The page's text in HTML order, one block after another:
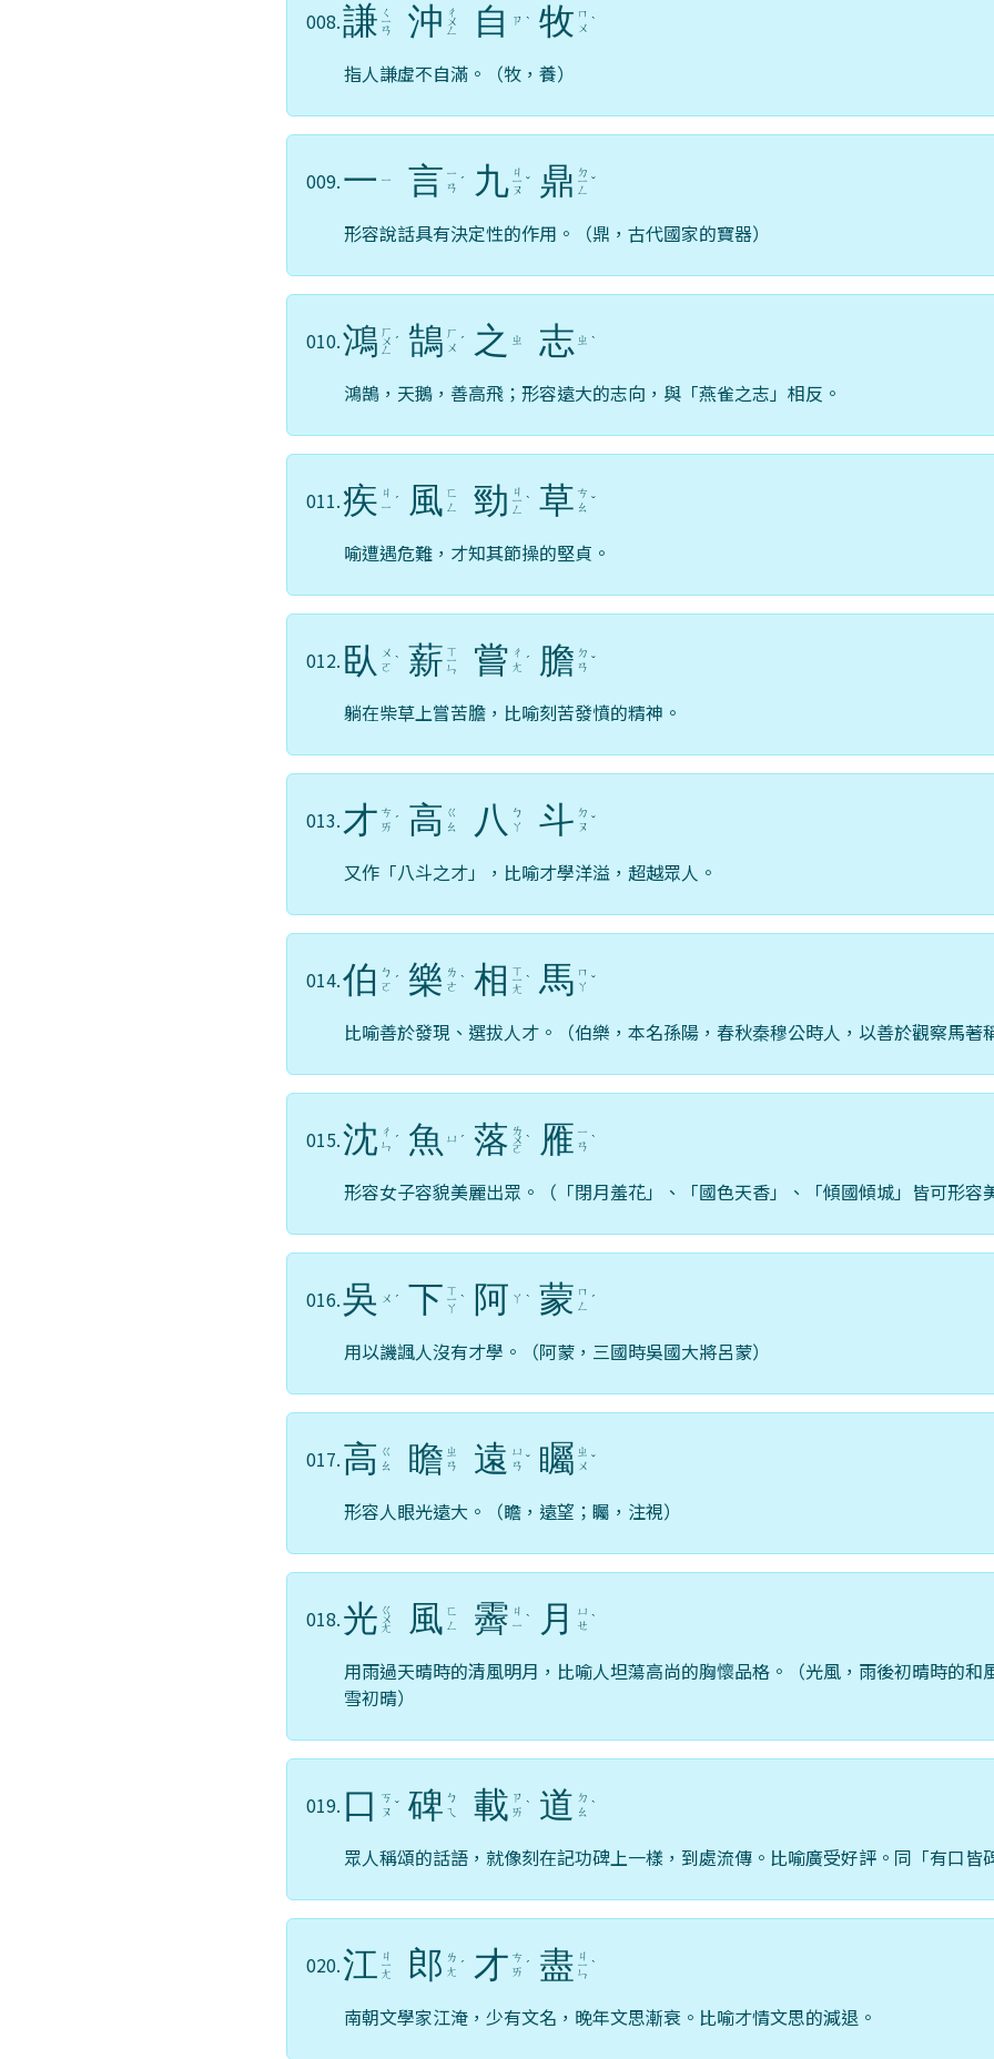
008.謙 ㄑ
ㄧ
ㄢ 沖 ㄔ
ㄨ
ㄥ 自 ㄗ ˋ 牧 ㄇ
ㄨ ˋ
指人謙虛不自滿。（牧，養）
009.一 ㄧ 言 ㄧ
ㄢ ˊ 九 ㄐ
ㄧ
ㄡ
ˇ 鼎 ㄉ
ㄧ
ㄥ
ˇ
形容說話具有決定性的作用。（鼎，古代國家的寶器）
010.鴻 ㄏ
ㄨ
ㄥ
ˊ 鵠 ㄏ
ㄨ ˊ 之 ㄓ 志 ㄓ ˋ
鴻鵠，天鵝，善高飛；形容遠大的志向，與「燕雀之志」相反。
011.疾 ㄐ
ㄧ ˊ 風 ㄈ
ㄥ
勁 ㄐ
ㄧ
ㄥ
ˋ 草 ㄘ
ㄠ ˇ
喻遭遇危難，才知其節操的堅貞。
012. 臥
ㄨ
ㄛ ˋ 薪 ㄒ
ㄧ
ㄣ 嘗 ㄔ
ㄤ ˊ 膽 ㄉ
ㄢ ˇ
躺在柴草上嘗苦膽，比喻刻苦發憤的精神。
013. 才 ㄘ
ㄞ ˊ 高 ㄍ
ㄠ
八
ㄅ
ㄚ
斗 ㄉ
ㄡ ˇ
又作「八斗之才」，比喻才學洋溢，超越眾人。
014.伯 ㄅ
ㄛ ˊ 樂 ㄌ
ㄜ ˋ 相 ㄒ
ㄧ
ㄤ
ˋ 馬 ㄇ
ㄚ ˇ
比喻善於發現、選拔人才。（伯樂，本名孫陽，春秋秦穆公時人，以善於觀察馬著
015.沈 ㄔ
ㄣ ˊ 魚 ㄩ ˊ 落 ㄌ
ㄨ
ㄛ
ˋ 雁 ㄧ
ㄢ ˋ
形容女子容貌美麗出眾。（「閉月羞花」、「國色天香」、「傾國傾城」皆可形容
016.吳 ㄨ ˊ 下 ㄒ
ㄧ
ㄚ
ˋ 阿 ㄚ ˋ 蒙 ㄇ
ㄥ
ˊ
用以譏諷人沒有才學。（阿蒙，三國時吳國大將呂蒙）
017.高 ㄍ
ㄠ
瞻 ㄓ
ㄢ
遠 ㄩ
ㄢ ˇ 矚 ㄓ
ㄨ ˇ
形容人眼光遠大。（瞻，遠望；矚，注視）
018.光 ㄍ
ㄨ
ㄤ 風 ㄈ
ㄥ
霽 ㄐ
ㄧ ˋ 月
ㄩ
ㄝ ˋ
用雨過天晴時的清風明月，比喻人坦蕩高尚的胸懷品格。（光風，雨後初晴時的和
雪初晴）
019. 口
ㄎ
ㄡ ˇ 碑 ㄅ
ㄟ
載 ㄗ
ㄞ ˋ 道 ㄉ
ㄠ ˋ
眾人稱頌的話語，就像刻在記功碑上一樣，到處流傳。比喻廣受好評。同「有口皆
020.江 ㄐ
ㄧ
ㄤ 郎 ㄌ
ㄤ ˊ 才 ㄘ
ㄞ ˊ 盡 ㄐ
ㄧ
ㄣ
ˋ
南朝文學家江淹，少有文名，晚年文思漸衰。比喻才情文思的減退。